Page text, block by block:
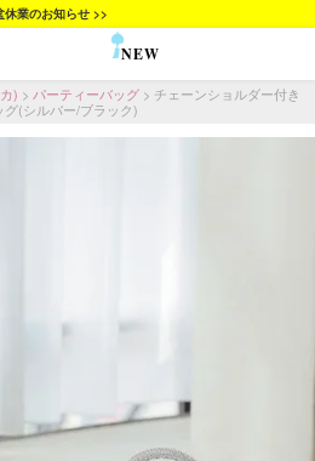
休業のお知らせ >>
NEW
) パーティーバッグ
チェーンショルダー付き
(シルバー/ブラック)